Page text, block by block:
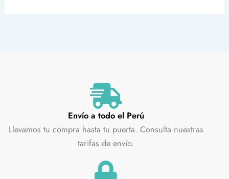
Envío a todo el Perú
Llevamos tu compra hasta tu puerta. Consulta nuestras
tarifas de envío.